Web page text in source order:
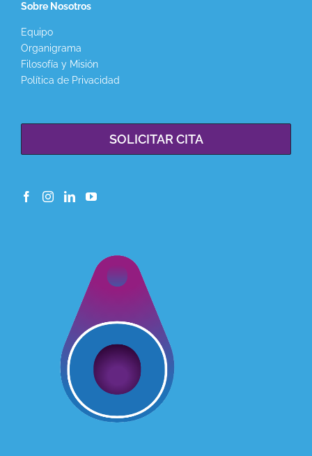
Sobre Nosotros
Equipo
Organigrama
Filosofía y Misión
Política de Privacidad
SOLICITAR CITA